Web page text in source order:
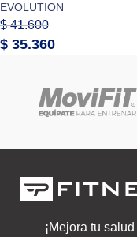
EVOLUTION
$41.600
$ 35.360
¡Mejora tu